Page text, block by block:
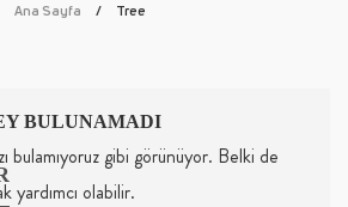
Ana Sayfa Tree
BULUNAMADI
bulamıyoruz gibi görünüyor. Belki de
yardımcı olabilir.